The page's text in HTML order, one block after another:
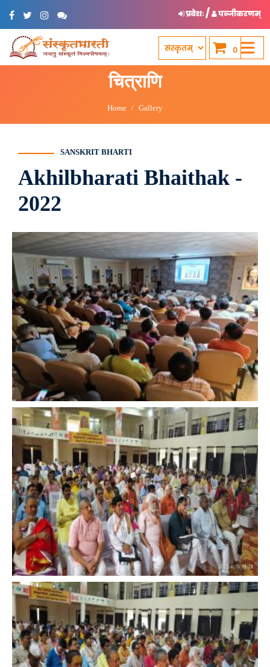
प्रवेशः/ पञ्जीकरणम्
0
चित्राणि
Home Gallery
SANSKRIT BHARTI
Akhilbharati Bhaithak -
2022